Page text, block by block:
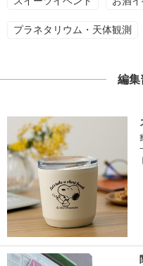
プラネタリウム・天体観測
編集